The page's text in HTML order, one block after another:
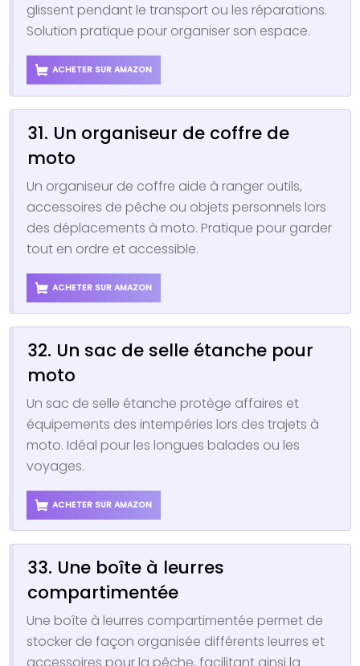
glissent pendant le transport ou les réparations.
Solution pratique pour organiser son espace.
ACHETER SUR AMAZON
31. Un organiseur de coffre de
moto
Un organiseur de coffre aide à ranger outils,
accessoires de pêche ou objets personnels lors
des déplacements à moto. Pratique pour garder
tout en ordre et accessible.
ACHETER SUR AMAZON
32. Un sac de selle étanche pour
moto
Un sac de selle étanche protège affaires et
équipements des intempéries lors des trajets à
moto. Idéal pour les longues balades ou les
voyages.
ACHETER SUR AMAZON
33. Une boîte à leurres
compartimentée
Une boîte à leurres compartimentée permet de
stocker de façon organisée différents leurres et